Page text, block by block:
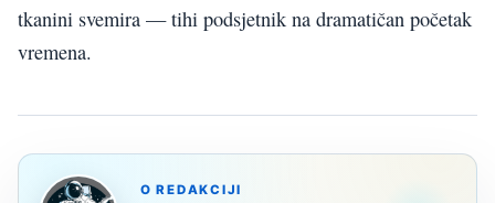
tkanini svemira — tihi podsjetnik na dramatičan početak
vremena.
O REDAKCIJI